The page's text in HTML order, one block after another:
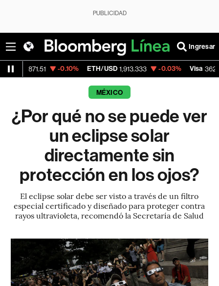
PUBLICIDAD
Ingresar
-0.10% ETH/USD 1,913.333 -0.03% Visa 362.50 -
MÉXICO
¿Por qué no se puede ver
un eclipse solar
directamente sin
protección en los ojos?
El eclipse solar debe ser visto a través de un filtro
especial certificado y diseñado para proteger contra
rayos ultravioleta, recomendó la Secretaría de Salud